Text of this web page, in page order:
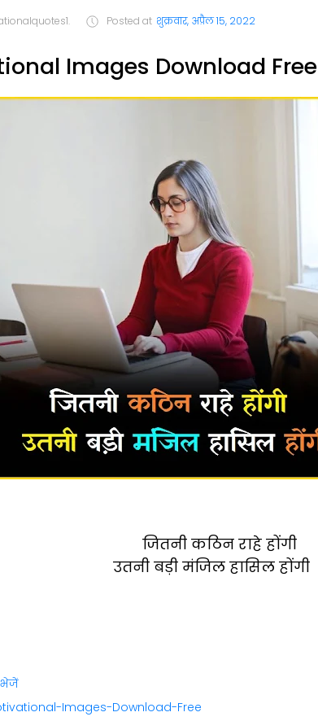
Posted at शुक्रवार, अप्रैल 15, 2022
Images Download Free
जितनी कठिन राहे होंगी
उतनी बड़ी मंजिल हासिल होंगी
भेजें
Images-Download-Free